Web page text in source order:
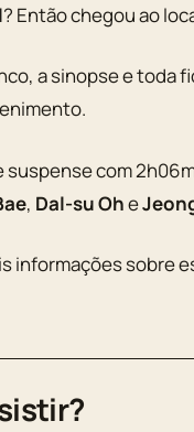
? Então chegou ao
a sinopse e toda
suspense com
, Dal-su Ohe
informações sobre